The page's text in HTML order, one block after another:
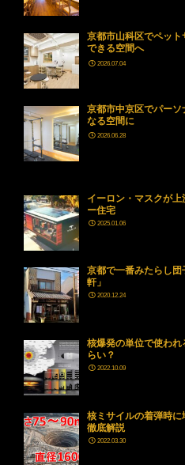
京都市山科区でペッ
できる空間へ
2026.07.04
京都市中京区でパーソ
なる空間に
2026.06.28
イーロン・マスクが
ー住宅
2025.01.06
京都で一番みたらし
軒」
2020.12.24
核爆発の単位で使われ
らい？
2022.10.09
核ミサイルの着弾時
徹底解説
2022.03.30